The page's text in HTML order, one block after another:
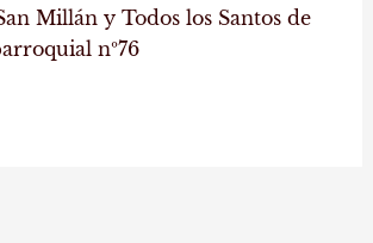
Millán y Todos los Santos de
nº76